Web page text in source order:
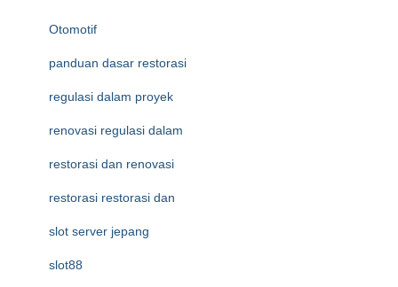
Otomotif
panduan dasar restorasi
regulasi dalam proyek
renovasi regulasi dalam
restorasi dan renovasi
restorasi restorasi dan
slot server jepang
slot88